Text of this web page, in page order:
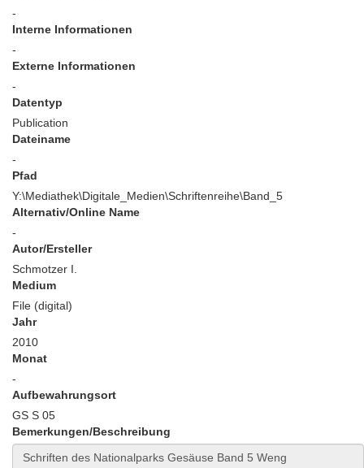
-
Interne Informationen
-
Externe Informationen
-
Datentyp
Publication
Dateiname
-
Pfad
Y:\Mediathek\Digitale_Medien\Schriftenreihe\Band_5
Alternativ/Online Name
-
Autor/Ersteller
Schmotzer I.
Medium
File (digital)
Jahr
2010
Monat
-
Aufbewahrungsort
GS S 05
Bemerkungen/Beschreibung